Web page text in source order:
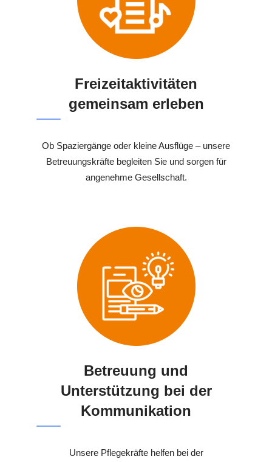
Freizeitaktivitäten
gemeinsam erleben
Ob Spaziergänge oder kleine Ausflüge – unsere
Betreuungskräfte begleiten Sie und sorgen für
angenehme Gesellschaft.
Betreuung und
Unterstützung bei der
Kommunikation
Unsere Pflegekräfte helfen bei der